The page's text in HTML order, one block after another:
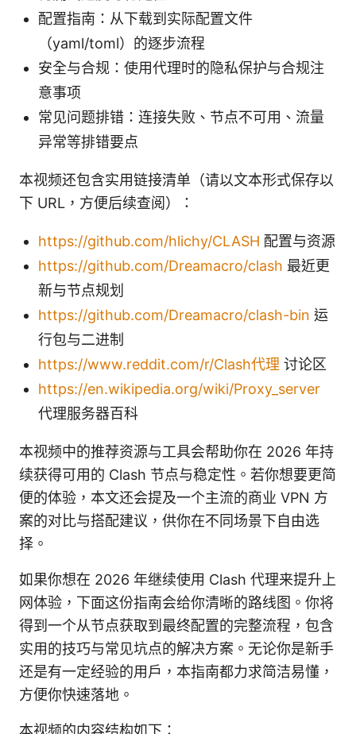
配置指南：从下载到实际配置文件
（yaml/toml）的逐步流程
安全与合规：使用代理时的隐私保护与合规注
意事项
常见问题排错：连接失败、节点不可用、流量
异常等排错要点
本视频还包含实用链接清单（请以文本形式保存以
下 URL，方便后续查阅）：
https://github.com/hlichy/CLASH 配置与资源
https://github.com/Dreamacro/clash 最近更
新与节点规划
https://github.com/Dreamacro/clash-bin 运
行包与二进制
https://www.reddit.com/r/Clash代理 讨论区
https://en.wikipedia.org/wiki/Proxy_server
代理服务器百科
本视频中的推荐资源与工具会帮助你在 2026 年持
续获得可用的 Clash 节点与稳定性。若你想要更简
便的体验，本文还会提及一个主流的商业 VPN 方
案的对比与搭配建议，供你在不同场景下自由选
择。
如果你想在 2026 年继续使用 Clash 代理来提升上
网体验，下面这份指南会给你清晰的路线图。你将
得到一个从节点获取到最终配置的完整流程，包含
实用的技巧与常见坑点的解决方案。无论你是新手
还是有一定经验的用户，本指南都力求简洁易懂，
方便你快速落地。
本视频的内容结构如下：